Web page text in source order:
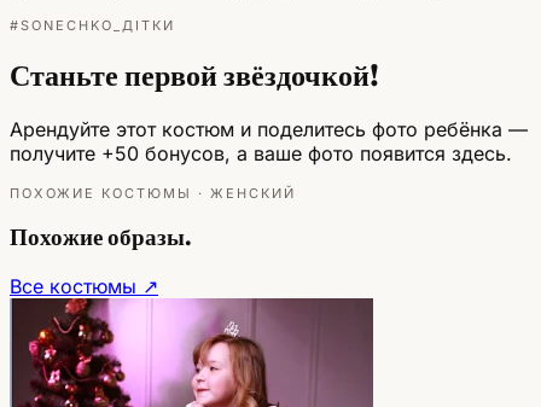
#SONECHKO_ДІТКИ
Станьте первой звёздочкой!
Арендуйте этот костюм и поделитесь фото ребёнка —
получите +50 бонусов, а ваше фото появится здесь.
ПОХОЖИЕ КОСТЮМЫ · ЖЕНСКИЙ
Похожие образы.
Все костюмы ↗